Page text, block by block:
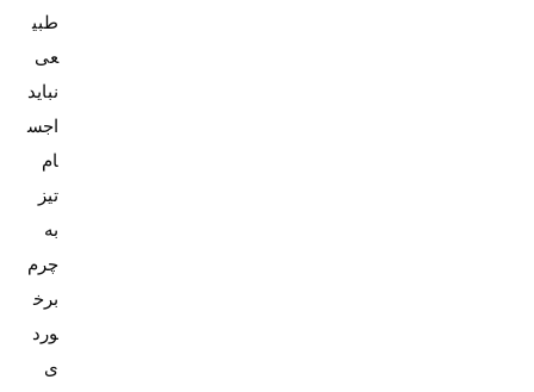
طبی
عی
نباید
اجس
ام
تیز
به
چرم
برخ
ورد
ی